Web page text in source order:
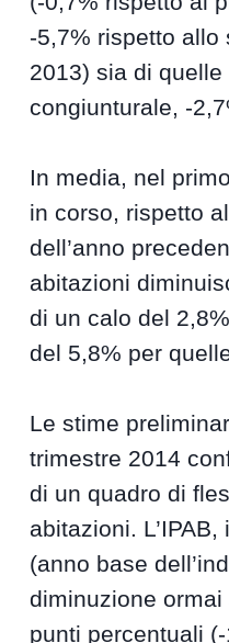
-5,7% rispetto allo
2013) sia di
congiunturale, -
In media, nel
in corso, rispetto
dell’anno
abitazioni
di un calo del
del 5,8% per
Le stime
trimestre 2014
di un quadro di
abitazioni.
(anno base
diminuzione
punti percentuali